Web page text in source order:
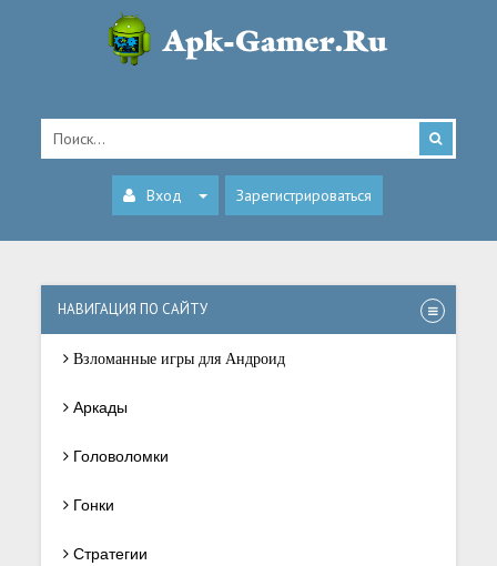
Вход Зарегистрироваться
НАВИГАЦИЯ ПО САЙТУ
Взломанные игры для Андроид
Аркады
Головоломки
Гонки
Стратегии